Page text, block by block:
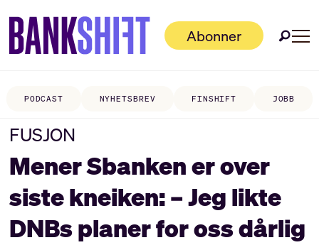
Abonner
PODCAST NYHETSBREV FINSHIFT JOBB
FUSJON
Mener Sbanken er over
siste kneiken: – Jeg likte
DNBs planer for oss dårlig